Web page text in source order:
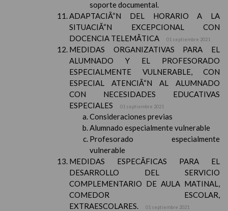
soporte documental.
ADAPTACIÃ“N DEL HORARIO A LA
SITUACIÃ“N EXCEPCIONAL CON
DOCENCIA TELEMÃTICA
01 septiembre 2021
MEDIDAS ORGANIZATIVAS PARA EL
ALUMNADO Y EL PROFESORADO
ESPECIALMENTE VULNERABLE, CON
ESPECIAL ATENCIÃ“N AL ALUMNADO
CON NECESIDADES EDUCATIVAS
ESPECIALES
01 septiembre 2021
Consideraciones previas
Alumnado especialmente vulnerable
Profesorado especialmente
vulnerable
MEDIDAS ESPECÃFICAS PARA EL
DESARROLLO DEL SERVICIO
COMPLEMENTARIO DE AULA MATINAL,
COMEDOR ESCOLAR,
EXTRAESCOLARES.
01 septiembre 2021